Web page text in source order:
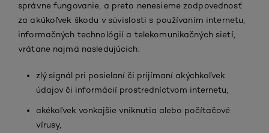
správne fungovanie, a preto nenesieme zodpovednosť
za akúkoľvek škodu v súvislosti s používaním internetu,
informačných technológií a telekomunikačných sietí,
vrátane najmä nasledujúcich:
zlý signál pri posielaní či prijímaní akýchkoľvek
údajov či informácií prostredníctvom internetu,
akékoľvek vonkajšie vniknutia alebo počítačové
vírusy,